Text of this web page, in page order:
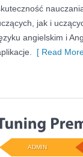
jak i
angielskim i
[ Read
ADMIN